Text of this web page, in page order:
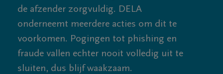
de afzender zorgvuldig. DELA
onderneemt meerdere acties om dit te
voorkomen. Pogingen tot phishing en
fraude vallen echter nooit volledig uit te
sluiten, dus blijf waakzaam.